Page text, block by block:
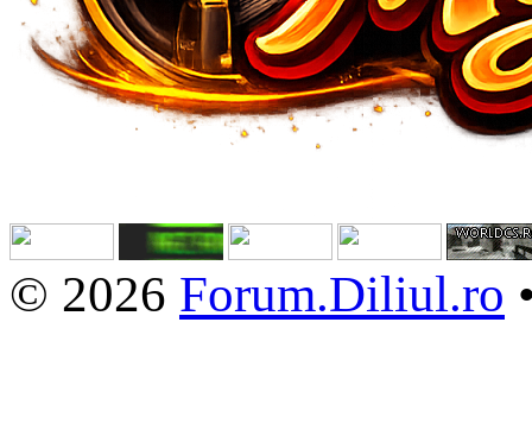
© 2026 Forum.Diliul.ro